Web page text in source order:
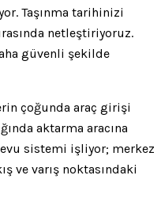
Taşınma tarihinizi
netleştiriyoruz.
güvenli şekilde
çoğunda araç girişi
aktarma aracına
sistemi işliyor; merkez
ve varış noktasındaki